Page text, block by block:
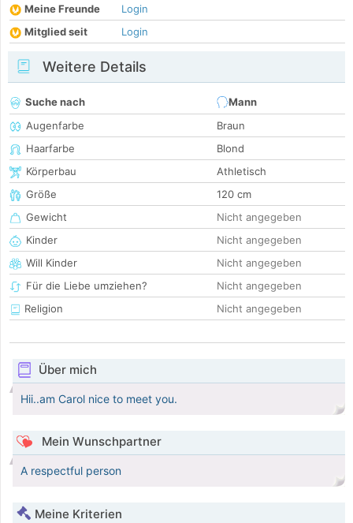
Meine Freunde
Login
Mitglied seit
Login
Weitere Details
Suche nach
Mann
Augenfarbe
Braun
Haarfarbe
Blond
Körperbau
Athletisch
Größe
120 cm
Gewicht
Nicht angegeben
Kinder
Nicht angegeben
Will Kinder
Nicht angegeben
Für die Liebe umziehen?
Nicht angegeben
Religion
Nicht angegeben
Über mich
Hii..am Carol nice to meet you.
Mein Wunschpartner
A respectful person
Meine Kriterien